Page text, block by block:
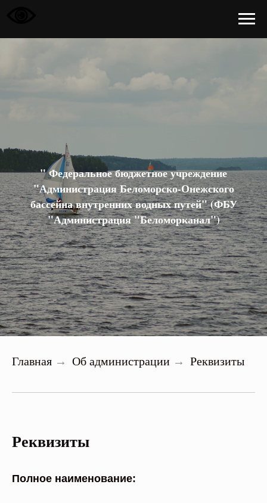
" Федеральное бюджетное учреждение
"Администрация Беломорско-Онежского
бассейна внутренних водных путей" (ФБУ
"Администрация "Беломорканал")
Главная → Об администрации → Реквизиты
Реквизиты
Полное наименование: